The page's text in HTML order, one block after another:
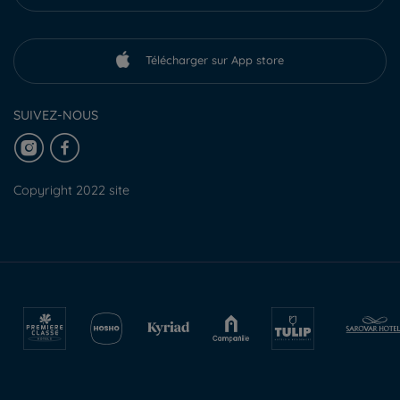
Télécharger sur App store
SUIVEZ-NOUS
Copyright 2022 site